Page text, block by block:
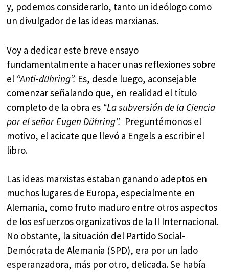
y, podemos considerarlo, tanto un ideólogo como
un divulgador de las ideas marxianas.
Voy a dedicar este breve ensayo
fundamentalmente a hacer unas reflexiones sobre
el “Anti-dühring”. Es, desde luego, aconsejable
comenzar señalando que, en realidad el título
completo de la obra es “La subversión de la Ciencia
por el señor Eugen Dühring”. Preguntémonos el
motivo, el acicate que llevó a Engels a escribir el
libro.
Las ideas marxistas estaban ganando adeptos en
muchos lugares de Europa, especialmente en
Alemania, como fruto maduro entre otros aspectos
de los esfuerzos organizativos de la II Internacional.
No obstante, la situación del Partido Social-
Demócrata de Alemania (SPD), era por un lado
esperanzadora, más por otro, delicada. Se había